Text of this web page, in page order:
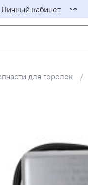
Личный кабинет
для горелок